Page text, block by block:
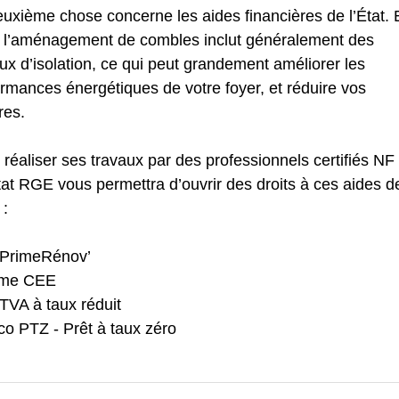
chose concerne les aides financières de l’État.
de combles inclut généralement des
d’isolation, ce qui peut grandement améliorer les
énergétiques de votre foyer, et réduire vos
réaliser ses travaux par des professionnels certifiés NF
RGE vous permettra d’ouvrir des droits à ces aides
:
CEE
à taux réduit
PTZ - Prêt à taux zéro